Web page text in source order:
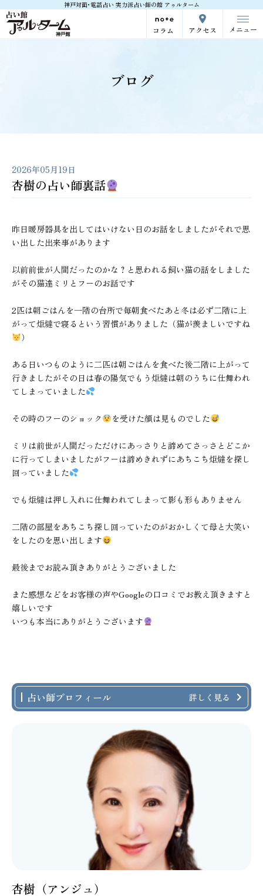
神戸対面･電話占い 実力派占い師の館 アゥルターム
コラム アクセス メニュー
ブログ
2026年05月19日
杏樹の占い師裏話
昨日暖房器具を出してはいけない日のお話をしましたがそれで思
い出した出来事があります
以前前世が人間だったのかな？と思われる飼い猫の話をしました
がその猫達ミリとフーのお話です
2匹は朝ごはんを一階の台所で毎朝食べたあと冬は必ず二階に上
がって炬燵で寝るという習慣がありました（猫が羨ましいですね
）
ある日いつものように二匹は朝ごはんを食べた後二階に上がって
行きましたがその日は春の陽気でもう炬燵は朝のうちに仕舞われ
てしまっていました
その時のフーのショック を受けた顔は見ものでした
ミリは前世が人間だっただけにあっさりと諦めてさっさとどこか
に行ってしまいましたがフーは諦めきれずにあちこち炬燵を探し
回っていました
でも炬燵は押し入れに仕舞われてしまって影も形もありません
二階の部屋をあちこち探し回っていたのがおかしくて母と大笑い
をしたのを思い出します
最後までお読み頂きありがとうございました
また感想などをお客様の声やGoogleの口コミでお教え頂きますと
嬉しいです
いつも本当にありがとうございます
占い師プロフィール 詳しく見る
杏樹（アンジュ）